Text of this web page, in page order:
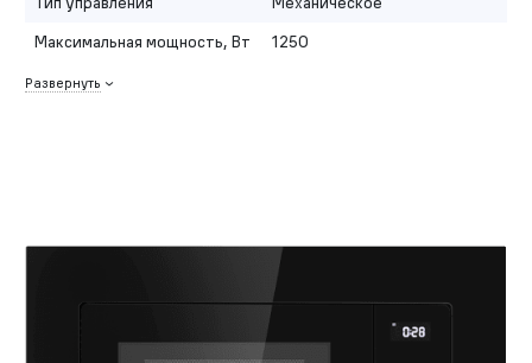
Максимальная мощность, Вт
1250
Развернуть